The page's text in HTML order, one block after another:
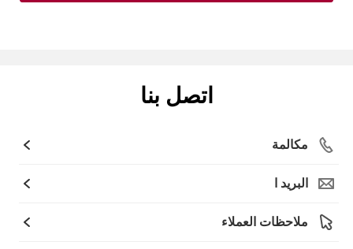
اتصل بنا
مكالمة
البريد ا
ملاحظات العملاء